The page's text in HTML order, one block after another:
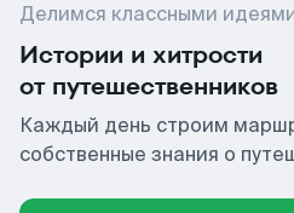
Делимся классными
Истории и хитрости
от путешественников
Каждый день строим
собственные знания о